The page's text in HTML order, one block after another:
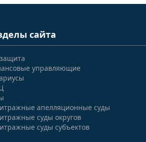
сайта
управляющие
апелляционные суды
суды округов
суды субъектов